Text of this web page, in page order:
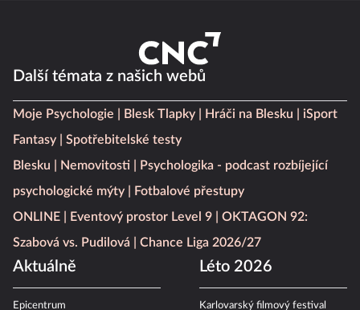
Další témata z našich webů
Moje Psychologie Blesk Tlapky Hráči na Blesku
iSport
Fantasy
Spotřebitelské testy
Blesku
Nemovitosti
Psychologika - podcast rozbíjející
psychologické mýty
Fotbalové přestupy
ONLINE
Eventový prostor Level 9
OKTAGON 92:
Szabová vs. Pudilová
Chance Liga 2026/27
Aktuálně
Epicentrum
Léto 2026
Karlovarský filmový festival